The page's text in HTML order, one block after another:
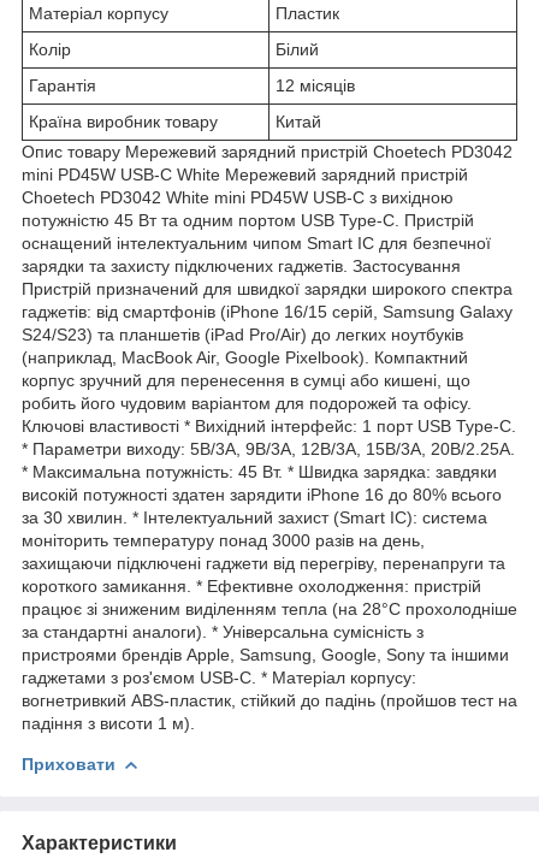
Матеріал корпусу
Пластик
Колір
Білий
Гарантія
12 місяців
Країна виробник товару
Китай
Опис товару Мережевий зарядний пристрій Choetech PD3042
mini PD45W USB-C White Мережевий зарядний пристрій
Choetech PD3042 White mini PD45W USB-C з вихідною
потужністю 45 Вт та одним портом USB Type-C. Пристрій
оснащений інтелектуальним чипом Smart IC для безпечної
зарядки та захисту підключених гаджетів. Застосування
Пристрій призначений для швидкої зарядки широкого спектра
гаджетів: від смартфонів (iPhone 16/15 серій, Samsung Galaxy
S24/S23) та планшетів (iPad Pro/Air) до легких ноутбуків
(наприклад, MacBook Air, Google Pixelbook). Компактний
корпус зручний для перенесення в сумці або кишені, що
робить його чудовим варіантом для подорожей та офісу.
Ключові властивості * Вихідний інтерфейс: 1 порт USB Type-C.
* Параметри виходу: 5В/3А, 9В/3А, 12В/3А, 15В/3А, 20В/2.25А.
* Максимальна потужність: 45 Вт. * Швидка зарядка: завдяки
високій потужності здатен зарядити iPhone 16 до 80% всього
за 30 хвилин. * Інтелектуальний захист (Smart IC): система
моніторить температуру понад 3000 разів на день,
захищаючи підключені гаджети від перегріву, перенапруги та
короткого замикання. * Ефективне охолодження: пристрій
працює зі зниженим виділенням тепла (на 28°C прохолодніше
за стандартні аналоги). * Універсальна сумісність з
пристроями брендів Apple, Samsung, Google, Sony та іншими
гаджетами з роз'ємом USB-C. * Матеріал корпусу:
вогнетривкий ABS-пластик, стійкий до падінь (пройшов тест на
падіння з висоти 1 м).
Приховати
Характеристики